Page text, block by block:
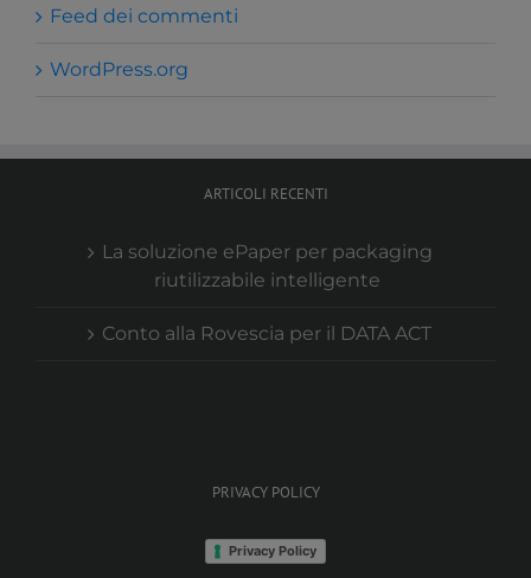
Feed dei commenti
WordPress.org
ARTICOLI RECENTI
La soluzione ePaper per packaging
riutilizzabile intelligente
Conto alla Rovescia per il DATA ACT
PRIVACY POLICY
Privacy Policy